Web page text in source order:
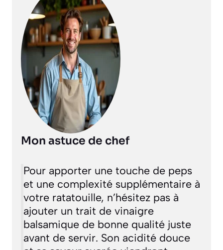
Mon astuce de chef
Pour apporter une touche de peps
et une complexité supplémentaire à
votre ratatouille, n’hésitez pas à
ajouter un trait de vinaigre
balsamique de bonne qualité juste
avant de servir. Son acidité douce